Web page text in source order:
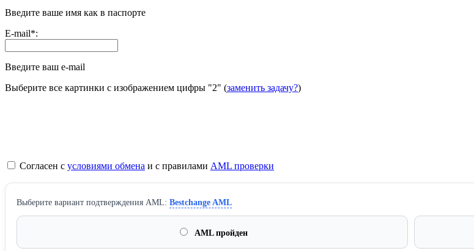
Введите ваше имя как в паспорте
E-mail*:
Введите ваш e-mail
Выберите все картинки с изображением цифры "2" (заменить задачу?)
Согласен с условиями обмена и с правилами AML проверки
Выберите вариант подтверждения AML: Bestchange AML
AML пройден